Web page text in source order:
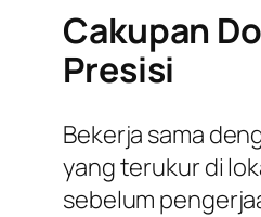
Cakupan
Presisi
Bekerja sama
yang terukur di
sebelum